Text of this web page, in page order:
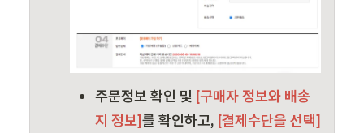
주문정보 확인 및 [구매자 정보와 배송
지 정보]를 확인하고, [결제수단을 선택]